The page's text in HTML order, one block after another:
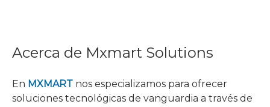
Acerca de Mxmart Solutions
En MXMART nos especializamos para ofrecer
soluciones tecnológicas de vanguardia a través de